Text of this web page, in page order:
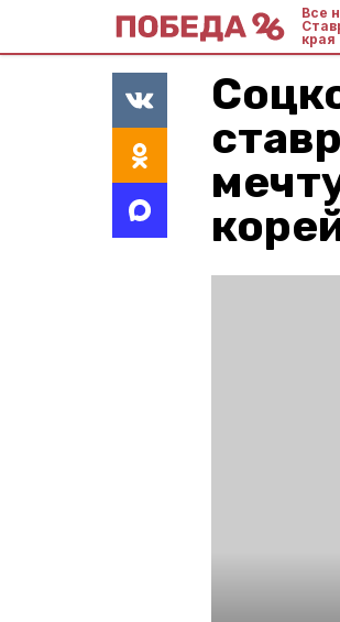
Все
края